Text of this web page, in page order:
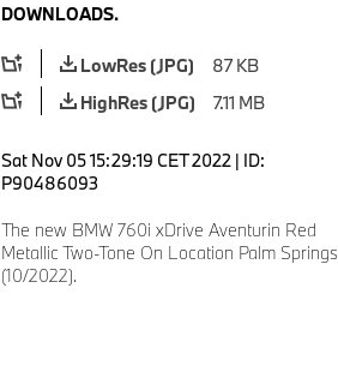
DOWNLOADS.
LowRes (JPG)
87 KB
HighRes (JPG)
7.11 MB
Sat Nov 05 15:29:19 CET 2022 | ID:
P90486093
The new BMW 760i xDrive Aventurin Red
Metallic Two-Tone On Location Palm Springs
(10/2022).